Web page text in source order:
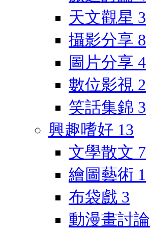
天文觀星 3
攝影分享 8
圖片分享 4
數位影視 2
笑話集錦 3
興趣嗜好 13
文學散文 7
繪圖藝術 1
布袋戲 3
動漫畫討論